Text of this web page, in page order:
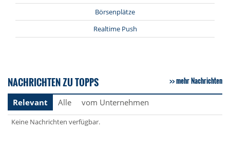
Börsenplätze
Realtime Push
NACHRICHTEN ZU TOPPS mehr Nachrichten
Relevant Alle vom Unternehmen
Keine Nachrichten verfügbar.